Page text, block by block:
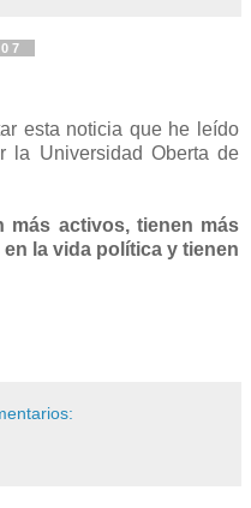
esta noticia que he leído
la Universidad Oberta de
más activos, tienen más
la vida política y tienen